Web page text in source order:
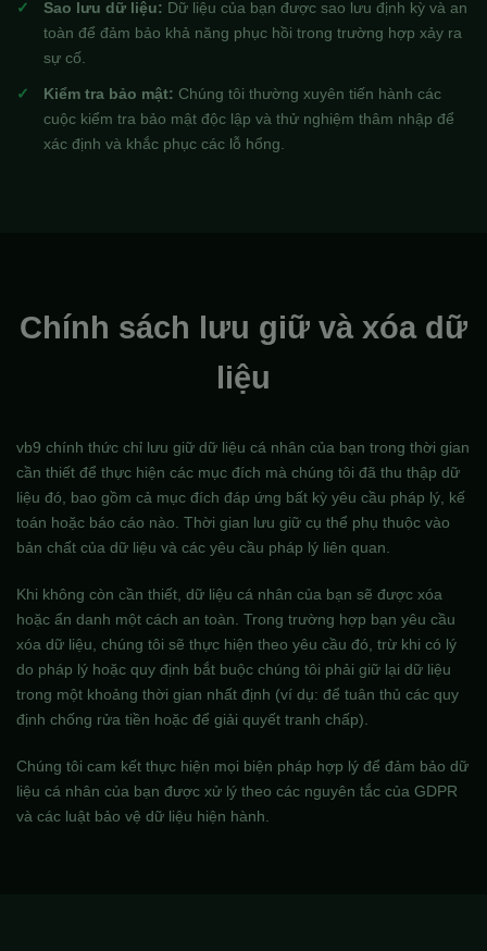
Sao lưu dữ liệu: Dữ liệu của bạn được sao lưu định kỳ và an
toàn để đảm bảo khả năng phục hồi trong trường hợp xảy ra
sự cố.
Kiểm tra bảo mật: Chúng tôi thường xuyên tiến hành các
cuộc kiểm tra bảo mật độc lập và thử nghiệm thâm nhập để
xác định và khắc phục các lỗ hổng.
Chính sách lưu giữ và xóa dữ
liệu
vb9 chính thức chỉ lưu giữ dữ liệu cá nhân của bạn trong thời gian
cần thiết để thực hiện các mục đích mà chúng tôi đã thu thập dữ
liệu đó, bao gồm cả mục đích đáp ứng bất kỳ yêu cầu pháp lý, kế
toán hoặc báo cáo nào. Thời gian lưu giữ cụ thể phụ thuộc vào
bản chất của dữ liệu và các yêu cầu pháp lý liên quan.
Khi không còn cần thiết, dữ liệu cá nhân của bạn sẽ được xóa
hoặc ẩn danh một cách an toàn. Trong trường hợp bạn yêu cầu
xóa dữ liệu, chúng tôi sẽ thực hiện theo yêu cầu đó, trừ khi có lý
do pháp lý hoặc quy định bắt buộc chúng tôi phải giữ lại dữ liệu
trong một khoảng thời gian nhất định (ví dụ: để tuân thủ các quy
định chống rửa tiền hoặc để giải quyết tranh chấp).
Chúng tôi cam kết thực hiện mọi biện pháp hợp lý để đảm bảo dữ
liệu cá nhân của bạn được xử lý theo các nguyên tắc của GDPR
và các luật bảo vệ dữ liệu hiện hành.